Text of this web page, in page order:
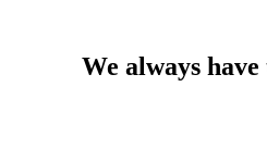
We always